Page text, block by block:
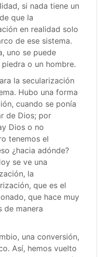
si nada tiene un
que la
en realidad solo
de ese sistema.
uno se puede
o un hombre.
la secularización
Hubo una forma
cuando se ponía
de Dios; por
Dios o no
tenemos el
¿hacia adónde?
se ve una
la
que es el
que hace muy
manera
una conversión,
Así, hemos vuelto